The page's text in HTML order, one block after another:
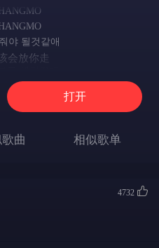
야 될것같애
会放你走
得也十分煎熬
이 무대인 나비
舞台上的蝴蝶
双臂
打开
曲 相似歌单
4732